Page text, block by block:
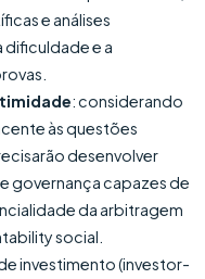
e análises
dificuldade e a
: considerando
às questões
desenvolver
governança capazes de
da arbitragem
social.
investimento (investor-